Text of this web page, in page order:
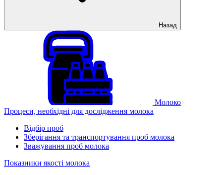
Назад
Молоко
Процеси, необхідні для дослідження молока
Відбір проб
Зберігання та транспортування проб молока
Зважування проб молока
Показники якості молока